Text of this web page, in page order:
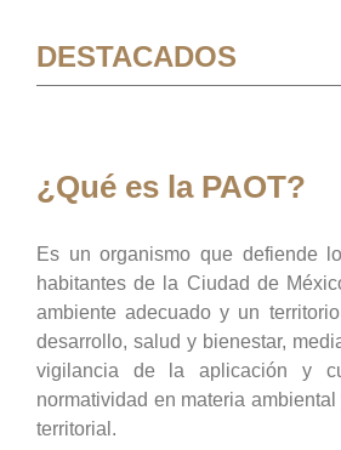
DESTACADOS
¿Qué es la PAOT?
Es un organismo que defiende
habitantes de la Ciudad de
ambiente adecuado y un
desarrollo, salud y bienestar,
vigilancia de la aplicación y
normatividad en materia
territorial.